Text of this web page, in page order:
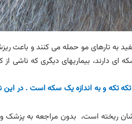
به تارهای مو حمله می کنند و باعث
دارند، بیماریهای دیگری که ناشی
تکه و به اندازه یک سکه است . در
ریخته است، بدون مراجعه به پزشک